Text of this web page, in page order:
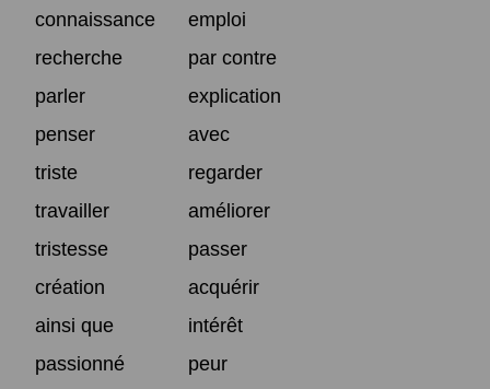
connaissance
emploi
recherche
par contre
parler
explication
penser
avec
triste
regarder
travailler
améliorer
tristesse
passer
création
acquérir
ainsi que
intérêt
passionné
peur